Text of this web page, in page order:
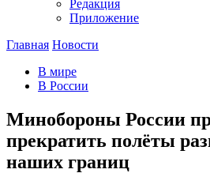
Редакция
Приложение
Главная Новости
В мире
В России
Минобороны России
прекратить полёты
наших границ